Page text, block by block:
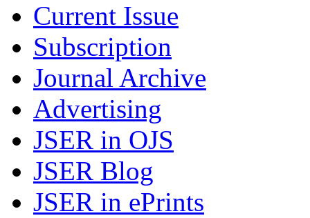
Current Issue
Subscription
Journal Archive
Advertising
JSER in OJS
JSER Blog
JSER in ePrints